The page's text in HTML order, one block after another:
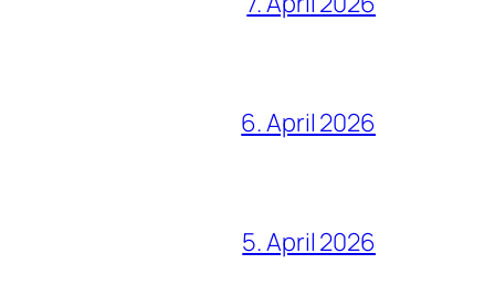
6. April 2026
5. April 2026